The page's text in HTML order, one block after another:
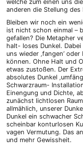
welche zum einen uns
anderen die Stellung
Bleiben wir noch ein
ist nicht schon einmal –
gefallen? Die Metapher
halt- loses Dunkel.
uns wieder ‚fangen’
können. Ohne Halt und
etwas zustoßen. Der
absolutes Dunkel
Schwarzraum-
Einengung und Dichte,
zunächst lichtlosen
allmählich, unserer
Dunkel ein schwacher
scheinbar konturlosen
vagen Vermutung. Das
und mehr Gewissheit.